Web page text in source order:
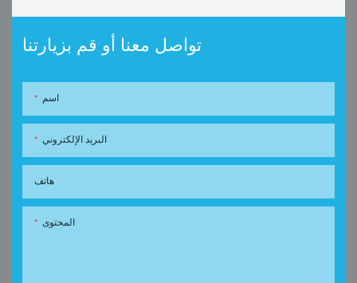
تواصل معنا أو قم بزيارتنا
اسم
البريد الإلكتروني
هاتف
المحتوى